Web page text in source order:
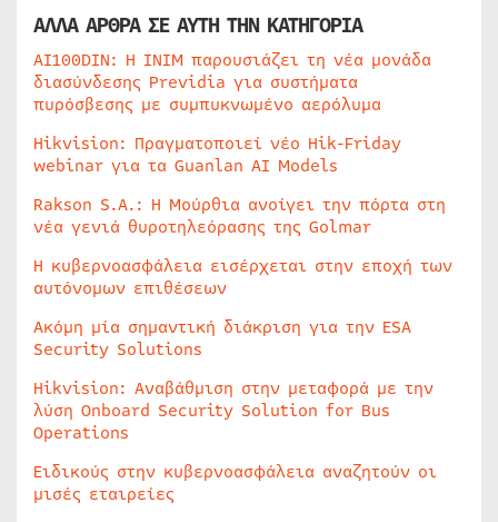
ΑΛΛΑ ΑΡΘΡΑ ΣΕ ΑΥΤΗ ΤΗΝ ΚΑΤΗΓΟΡΙΑ
AI100DIN: Η INIM παρουσιάζει τη νέα μονάδα
διασύνδεσης Previdia για συστήματα
πυρόσβεσης με συμπυκνωμένο αερόλυμα
Hikvision: Πραγματοποιεί νέο Hik-Friday
webinar για τα Guanlan AI Models
Rakson S.A.: Η Μούρθια ανοίγει την πόρτα στη
νέα γενιά θυροτηλεόρασης της Golmar
Η κυβερνοασφάλεια εισέρχεται στην εποχή των
αυτόνομων επιθέσεων
Ακόμη μία σημαντική διάκριση για την ESA
Security Solutions
Hikvision: Αναβάθμιση στην μεταφορά με την
λύση Onboard Security Solution for Bus
Operations
Ειδικούς στην κυβερνοασφάλεια αναζητούν οι
μισές εταιρείες